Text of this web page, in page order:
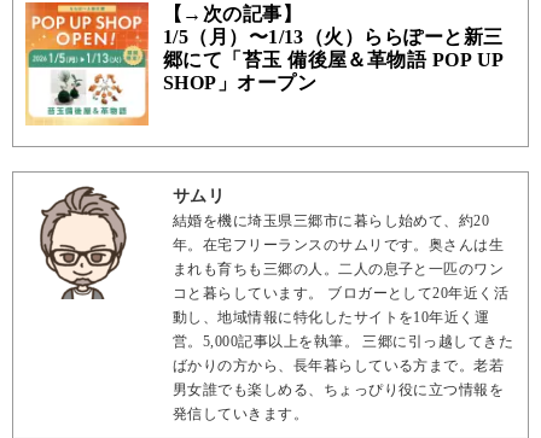
【→次の記事】
1/5（月）〜1/13（火）ららぽーと新三
郷にて「苔玉 備後屋＆革物語 POP UP
SHOP」オープン
サムリ
結婚を機に埼玉県三郷市に暮らし始めて、約20
年。在宅フリーランスのサムリです。奥さんは生
まれも育ちも三郷の人。二人の息子と一匹のワン
コと暮らしています。 ブロガーとして20年近く活
動し、地域情報に特化したサイトを10年近く運
営。5,000記事以上を執筆。 三郷に引っ越してきた
ばかりの方から、長年暮らしている方まで。老若
男女誰でも楽しめる、ちょっぴり役に立つ情報を
発信していきます。